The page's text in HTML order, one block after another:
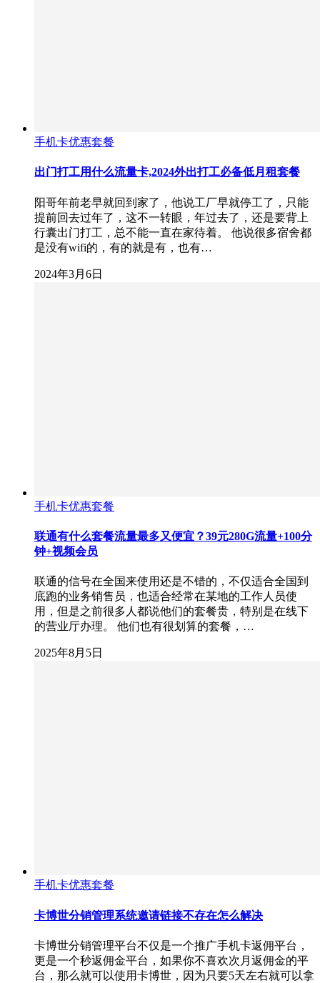
手机卡优惠套餐
出门打工用什么流量卡,2024外出打工必备低月租套餐
阳哥年前老早就回到家了，他说工厂早就停工了，只能
提前回去过年了，这不一转眼，年过去了，还是要背上
行囊出门打工，总不能一直在家待着。 他说很多宿舍都
是没有wifi的，有的就是有，也有…
2024年3月6日
手机卡优惠套餐
联通有什么套餐流量最多又便宜？39元280G流量+100分
钟+视频会员
联通的信号在全国来使用还是不错的，不仅适合全国到
底跑的业务销售员，也适合经常在某地的工作人员使
用，但是之前很多人都说他们的套餐贵，特别是在线下
的营业厅办理。 他们也有很划算的套餐，…
2025年8月5日
手机卡优惠套餐
卡博世分销管理系统邀请链接不存在怎么解决
卡博世分销管理平台不仅是一个推广手机卡返佣平台，
更是一个秒返佣金平台，如果你不喜欢次月返佣金的平
台，那么就可以使用卡博世，因为只要5天左右就可以拿